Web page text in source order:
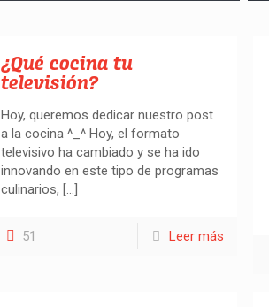
¿Qué cocina tu
televisión?
Hoy, queremos dedicar nuestro post
a la cocina ^_^ Hoy, el formato
televisivo ha cambiado y se ha ido
innovando en este tipo de programas
culinarios, […]
51 Leer más